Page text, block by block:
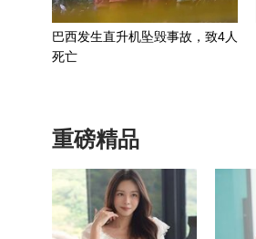
巴西发生直升机坠毁事故，致4人
死亡
重磅精品